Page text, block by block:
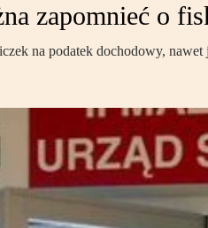
zapomnieć o
na podatek dochodowy,